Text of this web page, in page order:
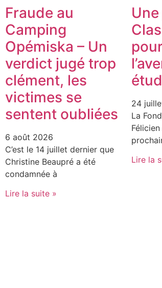
Fraude au
Camping
Opémiska – Un
verdict jugé trop
clément, les
victimes se
sentent oubliées
6 août 2026
C’est le 14 juillet dernier que
Christine Beaupré a été
condamnée à
Lire la suite »
24
La
Lire la